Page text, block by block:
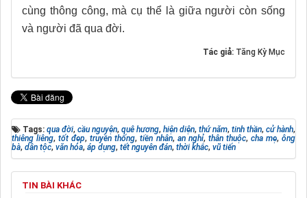
cùng thông công, mà cụ thể là giữa người còn sống
và người đã qua đời.
Tác giả: Tăng Kỳ Mục
Tags: qua đời, cầu nguyện, quê hương, hiện diện, thứ năm, tinh thần, cử hành,
thiêng liêng,tốt đẹp,truyền thống,tiền nhân, an nghỉ, thân thuộc, cha mẹ,ông
bà, dân tộc, văn hóa, áp dụng, tết nguyên đán, thời khắc, vũ tiến
TIN BÀI KHÁC